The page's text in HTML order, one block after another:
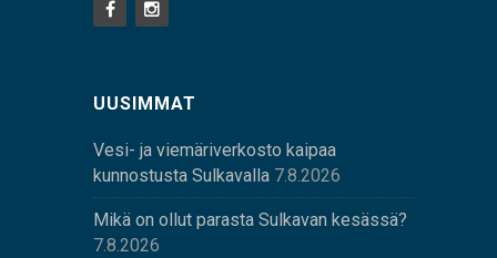
UUSIMMAT
Vesi- ja viemäriverkosto kaipaa
kunnostusta Sulkavalla 7.8.2026
Mikä on ollut parasta Sulkavan kesässä?
7.8.2026